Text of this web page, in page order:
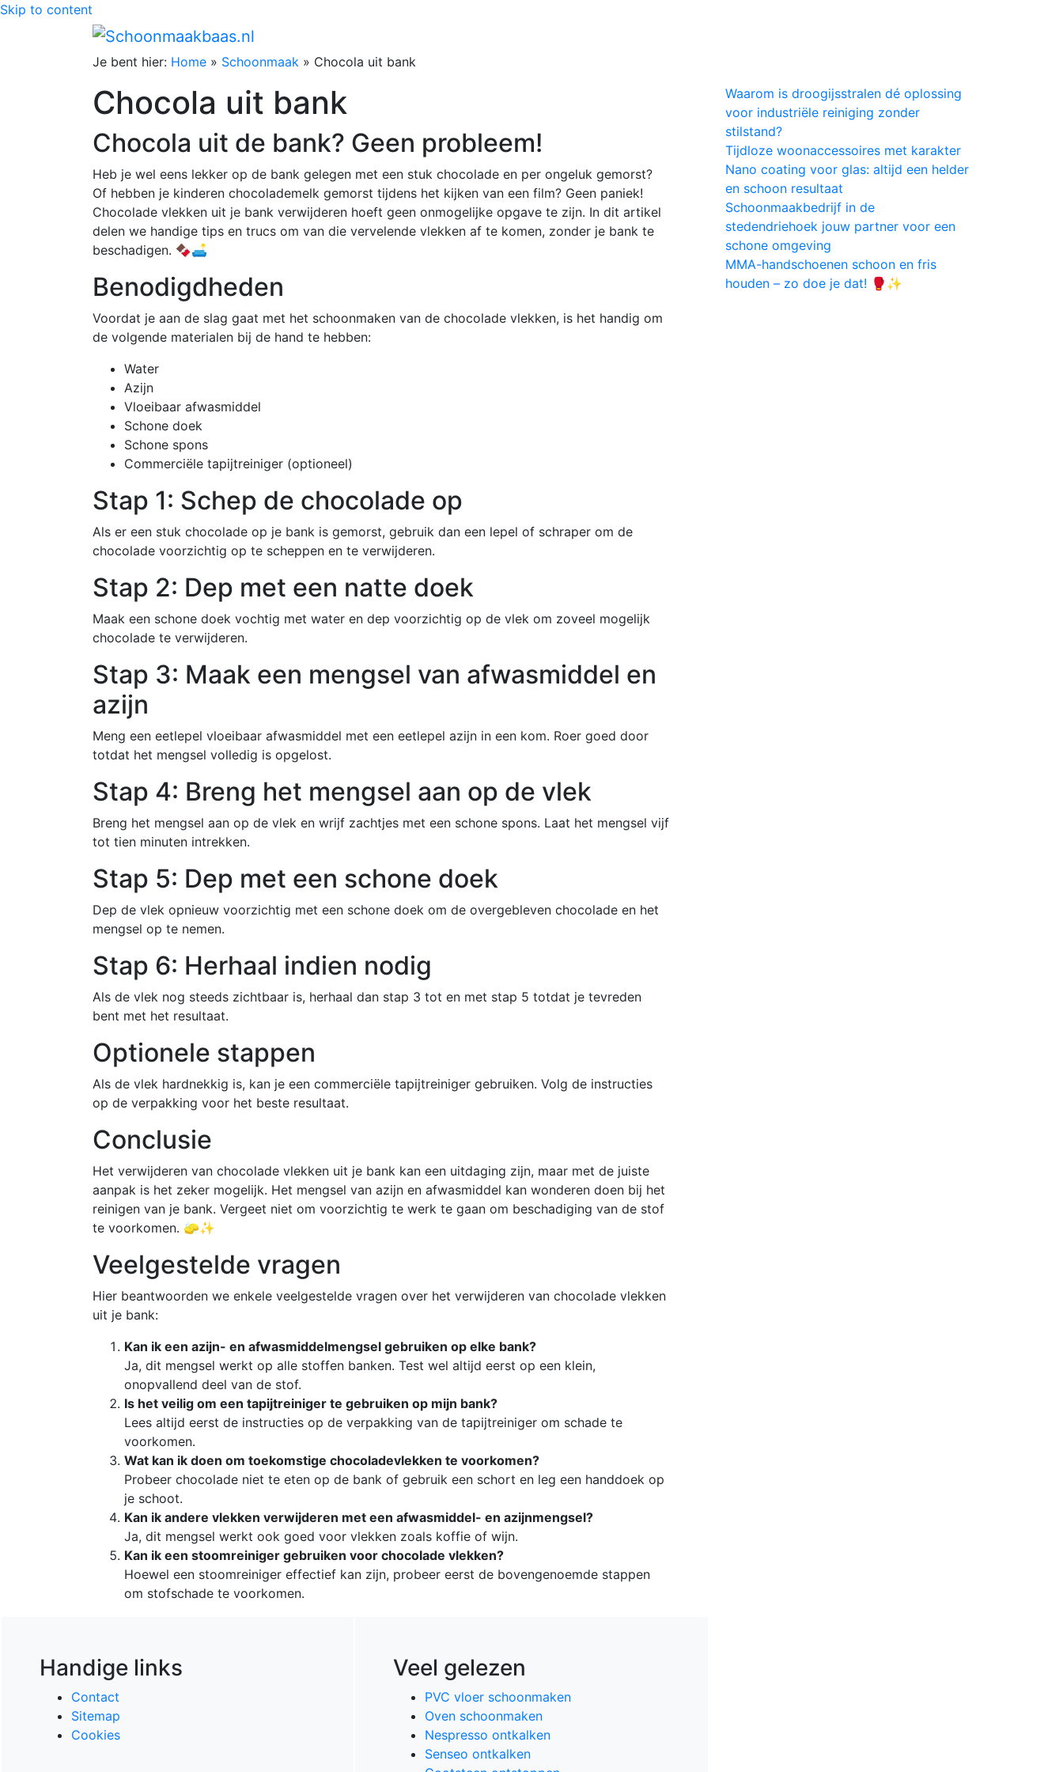
Skip to content
Je bent hier: Home » Schoonmaak » Chocola uit bank
Chocola uit bank
Chocola uit de bank? Geen probleem!
Heb je wel eens lekker op de bank gelegen met een stuk chocolade en per ongeluk gemorst?
Of hebben je kinderen chocolademelk gemorst tijdens het kijken van een film? Geen paniek!
Chocolade vlekken uit je bank verwijderen hoeft geen onmogelijke opgave te zijn. In dit artikel
delen we handige tips en trucs om van die vervelende vlekken af te komen, zonder je bank te
beschadigen. 🍫🛋️
Benodigdheden
Voordat je aan de slag gaat met het schoonmaken van de chocolade vlekken, is het handig om
de volgende materialen bij de hand te hebben:
Water
Azijn
Vloeibaar afwasmiddel
Schone doek
Schone spons
Commerciële tapijtreiniger (optioneel)
Stap 1: Schep de chocolade op
Als er een stuk chocolade op je bank is gemorst, gebruik dan een lepel of schraper om de
chocolade voorzichtig op te scheppen en te verwijderen.
Stap 2: Dep met een natte doek
Maak een schone doek vochtig met water en dep voorzichtig op de vlek om zoveel mogelijk
chocolade te verwijderen.
Stap 3: Maak een mengsel van afwasmiddel en
azijn
Meng een eetlepel vloeibaar afwasmiddel met een eetlepel azijn in een kom. Roer goed door
totdat het mengsel volledig is opgelost.
Stap 4: Breng het mengsel aan op de vlek
Breng het mengsel aan op de vlek en wrijf zachtjes met een schone spons. Laat het mengsel vijf
tot tien minuten intrekken.
Stap 5: Dep met een schone doek
Dep de vlek opnieuw voorzichtig met een schone doek om de overgebleven chocolade en het
mengsel op te nemen.
Stap 6: Herhaal indien nodig
Als de vlek nog steeds zichtbaar is, herhaal dan stap 3 tot en met stap 5 totdat je tevreden
bent met het resultaat.
Optionele stappen
Als de vlek hardnekkig is, kan je een commerciële tapijtreiniger gebruiken. Volg de instructies
op de verpakking voor het beste resultaat.
Conclusie
Het verwijderen van chocolade vlekken uit je bank kan een uitdaging zijn, maar met de juiste
aanpak is het zeker mogelijk. Het mengsel van azijn en afwasmiddel kan wonderen doen bij het
reinigen van je bank. Vergeet niet om voorzichtig te werk te gaan om beschadiging van de stof
te voorkomen. 🧽✨
Veelgestelde vragen
Hier beantwoorden we enkele veelgestelde vragen over het verwijderen van chocolade vlekken
uit je bank:
Kan ik een azijn- en afwasmiddelmengsel gebruiken op elke bank?
Ja, dit mengsel werkt op alle stoffen banken. Test wel altijd eerst op een klein,
onopvallend deel van de stof.
Is het veilig om een tapijtreiniger te gebruiken op mijn bank?
Lees altijd eerst de instructies op de verpakking van de tapijtreiniger om schade te
voorkomen.
Wat kan ik doen om toekomstige chocoladevlekken te voorkomen?
Probeer chocolade niet te eten op de bank of gebruik een schort en leg een handdoek op
je schoot.
Kan ik andere vlekken verwijderen met een afwasmiddel- en azijnmengsel?
Ja, dit mengsel werkt ook goed voor vlekken zoals koffie of wijn.
Kan ik een stoomreiniger gebruiken voor chocolade vlekken?
Hoewel een stoomreiniger effectief kan zijn, probeer eerst de bovengenoemde stappen
om stofschade te voorkomen.
Waarom is droogijsstralen dé oplossing
voor industriële reiniging zonder
stilstand?
Tijdloze woonaccessoires met karakter
Nano coating voor glas: altijd een helder
en schoon resultaat
Schoonmaakbedrijf in de
stedendriehoek jouw partner voor een
schone omgeving
MMA-handschoenen schoon en fris
houden – zo doe je dat! 🥊✨
Handige links
Contact
Sitemap
Cookies
Veel gelezen
PVC vloer schoonmaken
Oven schoonmaken
Nespresso ontkalken
Senseo ontkalken